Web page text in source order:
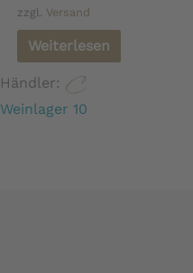
zzgl. Versand
Weiterlesen
Händler:
Weinlager 10